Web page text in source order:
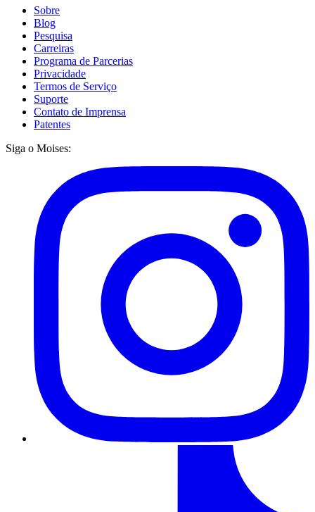
Sobre
Blog
Pesquisa
Carreiras
Programa de Parcerias
Privacidade
Termos de Serviço
Suporte
Contato de Imprensa
Patentes
Siga o Moises: